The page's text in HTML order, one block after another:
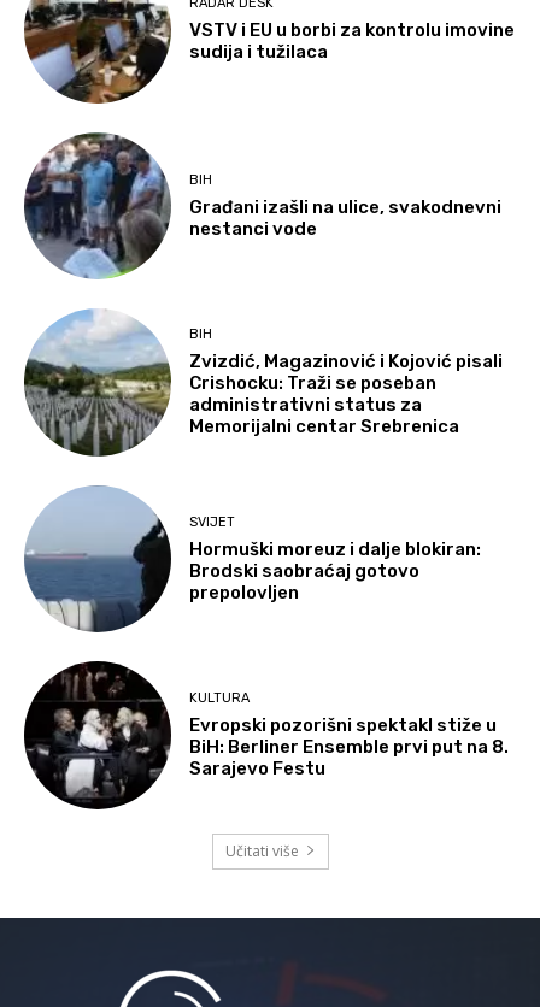
RADAR DESK
VSTV i EU u borbi za kontrolu imovine
sudija i tužilaca
BIH
Građani izašli na ulice, svakodnevni
nestanci vode
BIH
Zvizdić, Magazinović i Kojović pisali
Crishocku: Traži se poseban
administrativni status za
Memorijalni centar Srebrenica
SVIJET
Hormuški moreuz i dalje blokiran:
Brodski saobraćaj gotovo
prepolovljen
KULTURA
Evropski pozorišni spektakl stiže u
BiH: Berliner Ensemble prvi put na 8.
Sarajevo Festu
Učitati više